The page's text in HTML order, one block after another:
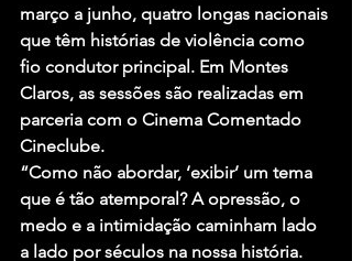
março a junho, quatro longas nacionais
que têm histórias de violência como
fio condutor principal. Em Montes
Claros, as sessões são realizadas em
parceria com o Cinema Comentado
Cineclube.
“Como não abordar, ‘exibir’ um tema
que é tão atemporal? A opressão, o
medo e a intimidação caminham lado
a lado por séculos na nossa história.